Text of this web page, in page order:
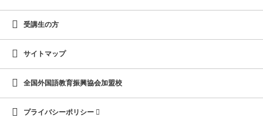
受講生の方
サイトマップ
全国外国語教育振興協会加盟校
プライバシーポリシー